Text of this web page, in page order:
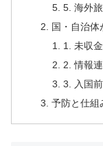
5. 海外
国・自治
1. 未収
2. 情報
3. 入国
予防と仕組